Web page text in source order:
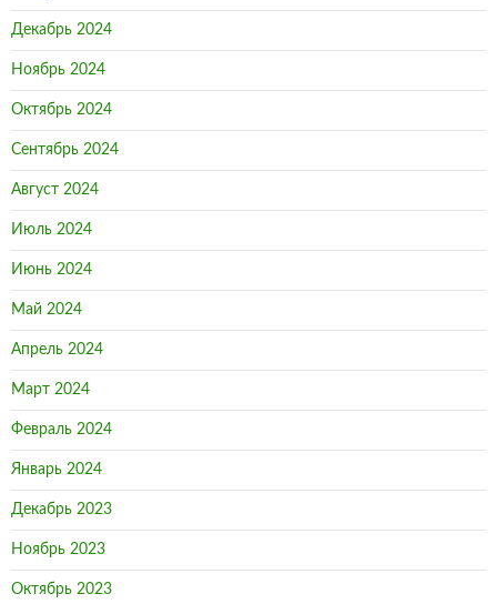
Декабрь 2024
Ноябрь 2024
Октябрь 2024
Сентябрь 2024
Август 2024
Июль 2024
Июнь 2024
Май 2024
Апрель 2024
Март 2024
Февраль 2024
Январь 2024
Декабрь 2023
Ноябрь 2023
Октябрь 2023